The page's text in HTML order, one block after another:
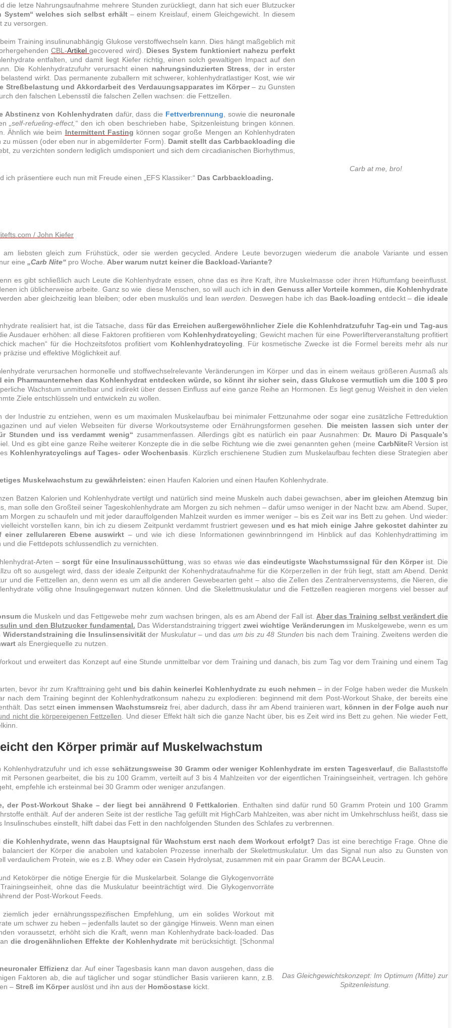
Carb at me, bro!
die letze Nahrungsaufnahme mehrere Stunden zurückliegt, dann hat sich euer Blutzucker
welches sich selbst erhält– einem Kreislauf, einem Gleichgewicht. In diesem
zu versorgen.
Training insulinunabhängig Glukose verstoffwechseln kann. Dies hängt maßgeblich mit
CBL-Artikelgecovered wird). Dieses System funktioniert nahezu perfekt
entfalten, und damit liegt Kieferrichtig, einen solch gewaltigen Impact auf den
Die Kohlenhydratzufuhr verursacht einen nahrungsinduzierten Stress , der in erster
wirkt. Das permanente zuballern mit schwerer, kohlenhydratlastiger Kost, wie wir
Streßbelastung und Akkordarbeit des Verdauungsapparates im Körper– zu Gunsten
den falschen Lebensstil die falschen Zellen wachsen: die Fettzellen.
Abstinenz von Kohlenhydraten dafür, dass die Fettverbrennung , sowie die neuronale
„self-refueling-effect,“ den ich oben beschrieben habe, Spitzenleistung bringen können.
Ähnlich wie beim Intermittent Fasting können sogar große Mengen an Kohlenhydraten
müssen (oder eben nur in abgemilderter Form).
Damit stellt das Carbbackloading die
zu verzichten sondern lediglich umdisponiert und sich dem circadianischen Biorhythmus,
präsentiere euch nun mit Freude einen „EFS Klassiker:“ Das Carbbackloading.
/ John Kiefer
liebsten gleich zum Frühstück, oder sie werden gecycled. Andere Leute bevorzugen wiederum die anabole Variante und essen
eine „Carb Nite“ pro Woche. Aber warum nutzt keiner die Backload-Variante?
es gibt schließlich auch Leute die Kohlenhydrate essen, ohne das es ihre Kraft, ihre Muskelmasse oder ihren Hüftumfang beeinflusst.
ich üblicherweise arbeite. Ganz so wie diese Menschen, so will auch ich in den Genuss aller Vorteile kommen, die Kohlenhydrate
aber gleichzeitig lean bleiben; oder eben muskulös und lean werden. Deswegen habe ich das Back-loading entdeckt –die ideale
realisiert hat, ist die Tatsache, dassfür das Erreichen außergewöhnlicher Ziele die Kohlenhdratzufuhr Tag-ein und Tag-aus
Ausdauer erhöhen: all diese Faktoren profitieren vom Kohlenhydratcycling; Gewicht machen für eine Powerlifterveranstaltung profitiert
machen“ für die Hochzeitsfotos profitiert vom Kohlenhydratcycling. Für kosmetische Zwecke ist die Formel bereits mehr als nur
und effektive Möglichkeit auf.
verursachen hormonelle und stoffwechselrelevante Veränderungen im Körper und das in einem weitaus größeren Ausmaß als
Pharmaunternehen das Kohlenhydrat entdecken würde, so könnt ihr sicher sein, dass Glukose vermutlich um die 100 $ pro
Wachstum unmittelbar und indirekt über dessen Einfluss auf eine ganze Reihe an Hormonen. Es liegt genug Weisheit in den vielen
Ziele entschlüsseln und entwickeln zu wollen.
Industrie zu entziehen, wenn es um maximalen Muskelaufbau bei minimaler Fettzunahme oder sogar eine zusätzliche Fettreduktion
und auf vielen Webseiten für diverse Workoutsysteme oder Ernährungsformen gesehen. Die meisten lassen sich unter der
Stunden und iss verdammt wenig“ zusammenfassen. Allerdings gibt es natürlich ein paar Ausnahmen: Dr. Mauro Di Pasquale’s
Und es gibt eine ganze Reihe weiterer Konzepte die in die selbe Richtung wie die zwei genannten gehen (meine CarbNiteR Version ist
Kohlenhyratcyclings auf Tages- oder Wochenbasis. Kürzlich erschienene Studien zum Muskelaufbau fechten diese Strategien aber
Muskelwachstum zu gewährleisten: einen Haufen Kalorien und einen Haufen Kohlenhydrate.
Batzen Kalorien und Kohlenhydrate vertilgt und natürlich sind meine Muskeln auch dabei gewachsen, aber im gleichen Atemzug bin
man solle den Großteil seiner Tageskohlenhydrate am Morgen zu sich nehmen – dafür umso weniger in der Nacht bzw. am Abend. Super,
Morgen zu schaufeln und mit jeder darauffolgenden Mahlzeit wurden es immer weniger – bis es Zeit war ins Bett zu gehen. Und wieder:
vorstellen kann, bin ich zu diesem Zeitpunkt verdammt frustriert gewesen und es hat mich einige Jahre gekostet dahinter zu
zellulareren Ebene auswirkt – und wie ich diese Informationen gewinnbrinngend im Hinblick auf das Kohlenhydrattiming im
und die Fettdepots schlussendlich zu vernichten.
Arten – sorgt für eine Insulinausschüttung, was so etwas wiedas eindeutigste Wachstumssignal für den Körperist. Die
oft so ausgelegt wird, dass der ideale Zeitpunkt der Kohenhydrataufnahme für die Körperzellen in der früh liegt, statt am Abend. Denkt
und die Fettzellen an, denn wenn es um all die anderen Gewebearten geht – also die Zellen des Zentralnervensystems, die Nieren, die
völlig ohne Insulingegenwart nutzen können. Und die Skelettmuskulatur und die Fettzellen reagieren morgens viel besser auf
die Muskeln und das Fettgewebe mehr zum wachsen bringen, als es am Abend der Fall ist. Aber das Training selbst verändert die
und den Blutzucker fundamental. Das Widerstandstraining triggert zwei wichtige Veränderungen im Muskelgewebe, wenn es um
Widerstandstraining die Insulinsensivität der Muskulatur – und das um bis zu 48 Stunden bis nach dem Training. Zweitens werden die
als Energiequelle zu nutzen.
und erweitert das Konzept auf eine Stunde unmittelbar vor dem Training und danach, bis zum Tag vor demTraining und einem Tag
bevor ihr zum Krafttraining geht und bis dahin keinerlei Kohlenhydrate zu euch nehmen– in der Folge haben weder die Muskeln
nach demTraining beginnt der Kohlenhydratkonsum nahezu zu explodieren: beginnend mit dem Post-Workout Shake, der bereits eine
Das setzteinen immensen Wachstumsreiz frei, aber dadurch, dass ihr am Abend trainieren wart, können in der Folge auch nur
nicht die körpereigenen Fettzellen. Und dieser Effekt hält sich die ganze Nacht über, bis es Zeit wird ins Bett zu gehen. Nie wieder Fett,
den Körper primär auf Muskelwachstum
und ich esse schätzungsweise 30 Gramm oder weniger Kohlenhydrate im ersten Tagesverlauf , die Ballaststoffe
Personen gearbeitet, die bis zu 100 Gramm, verteilt auf 3 bis 4 Mahlzeiten vor der eigentlichen Trainingseinheit, vertragen. Ich gehöre
empfehle ich ersteinmal bei 30 Gramm oder weniger anzufangen.
der Post-Workout Shake – der liegt bei annährend 0 Fettkalorien . Enthalten sind dafür rund 50 Gramm Protein und 100 Gramm
enthält. Auf der anderen Seite ist der restliche Tag gefüllt mit HighCarb Mahlzeiten, was aber nicht im Umkehrschluss heißt, dass sie
Insulinschubes einstellt, hilft dabei das Fett in den nachfolgenden Stunden des Schlafes zu verbrennen.
die Kohlenhydrate, wenn das Hauptsignal für Wachstum erst nach dem Workout erfolgt? Das ist eine berechtige Frage. Ohne die
, balanciert der Körper die anabolen und katabolen Prozesse innerhalb der Skelettmuskulatur. Um das Signal nun also zu Gunsten von
verdaulichem Protein , wie es z.B. Whey oder ein Casein Hydrolysat, zusammen mit ein paar Gramm der BCAA Leucin.
Das Gleichgewichtskonzept: Im Optimum (Mitte) zur
Spitzenleistung.
Ketokörper die nötige Energie für die Muskelarbeit. Solange die Glykogenvorräte
ohne das die Muskulatur beeinträchtigt wird. Die Glykogenvorräte
der Post-Workout Feeds.
jeder ernährungsspezifischen Empfehlung, um ein solides Workout mit
um schwer zu heben – jedenfalls lautet so der gängige Hinweis. Wenn man einen
voraussetzt, erhöht sich die Kraft, wenn man Kohlenhydrate back-loaded. Das
die drogenähnlichen Effekte der Kohlenhydrate mit berücksichtigt. [Schonmal
Effizienz dar. Auf einer Tagesbasis kann man davon ausgehen, dass die
Faktoren ab, die auf täglicher und sogar stündlicher Basis variieren kann, z.B.
– Streß im Körperauslöst und ihn aus der Homöostase kickt.